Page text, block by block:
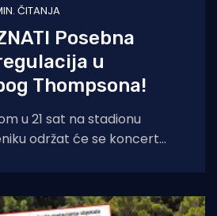
ČITANJA
Posebna
u
Thompsona!
u 21 sat na stadionu
održat će se koncert